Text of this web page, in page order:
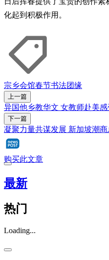
化起到积极作用。
宗乡会馆春节书法团缘
上一篇
异国他乡教华文 女教师赴美
下一篇
凝聚力量共谋发展 新加坡潮
购买此文章
最新
热门
Loading...